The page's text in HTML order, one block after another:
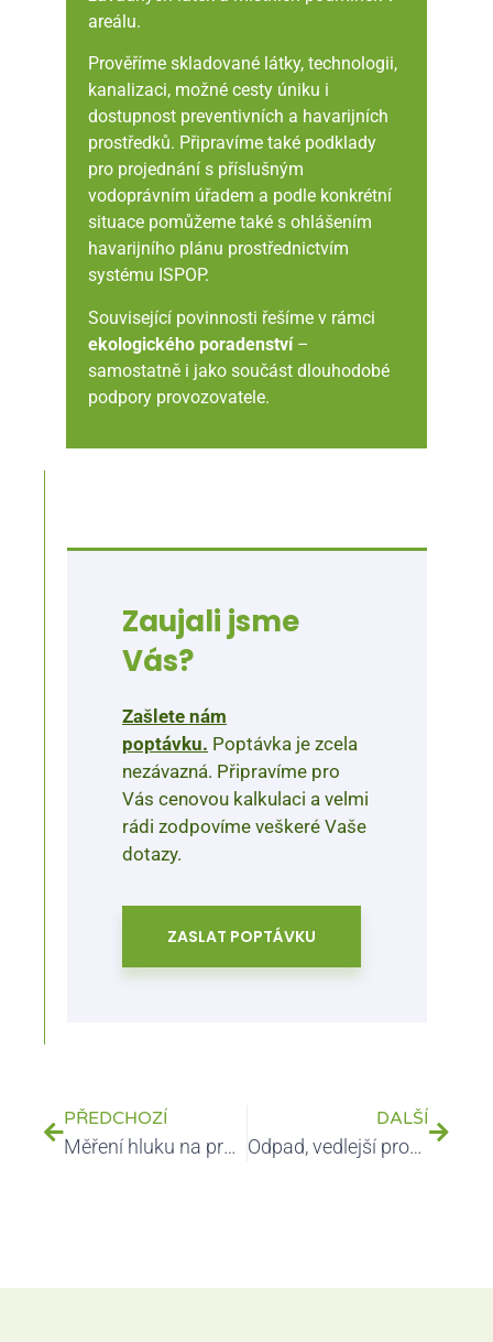
areálu.
Prověříme skladované látky, technologii,
kanalizaci, možné cesty úniku i
dostupnost preventivních a havarijních
prostředků. Připravíme také podklady
pro projednání s příslušným
vodoprávním úřadem a podle konkrétní
situace pomůžeme také s ohlášením
havarijního plánu prostřednictvím
systému ISPOP.
Související povinnosti řešíme v rámci
ekologického poradenství–
samostatně i jako součást dlouhodobé
podpory provozovatele.
Zaujali jsme
Vás?
Zašlete nám
poptávku. Poptávka je zcela
nezávazná. Připravíme pro
Vás cenovou kalkulaci a velmi
rádi zodpovíme veškeré Vaše
dotazy.
ZASLAT POPTÁVKU
PŘEDCHOZÍ
Měření hluku na pracovišti: proč nestačí změřit decibely
DALŠÍ
Odpad, vedlejší produkt nebo výrobek? Proč správné posouzení materiálu rozhoduje o dalších povinnostech firmy